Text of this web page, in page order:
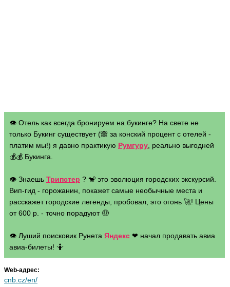
👁 Отель как всегда бронируем на букинге? На свете не
только Букинг существует (🙈 за конский процент с отелей -
платим мы!) я давно практикую Румгуру , реально выгодней
💰💰 Букинга.
👁 Знаешь Трипстер ? 🐒 это эволюция городских экскурсий.
Вип-гид - горожанин, покажет самые необычные места и
расскажет городские легенды, пробовал, это огонь 🚀! Цены
от 600 р. - точно порадуют 🤑
👁 Луший поисковик Рунета Яндекс ❤ начал продавать авиа
авиа-билеты! 🤷
Web-адрес:
cnb.cz/en/